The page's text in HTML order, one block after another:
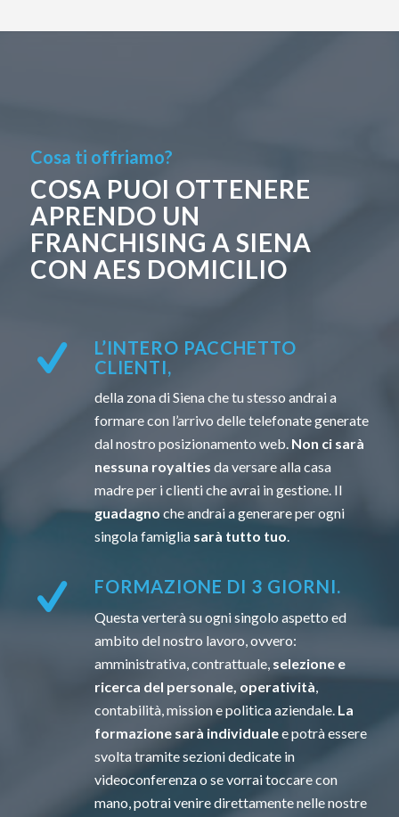
Cosa ti offriamo?
COSA PUOI OTTENERE
APRENDO UN
FRANCHISING A SIENA
CON AES DOMICILIO
L’INTERO PACCHETTO
CLIENTI,
della zona di Siena che tu stesso andrai a
formare con l’arrivo delle telefonate generate
dal nostro posizionamento web. Non ci sarà
nessuna royalties da versare alla casa
madre per i clienti che avrai in gestione. Il
guadagno che andrai a generare per ogni
singola famiglia sarà tutto tuo.
FORMAZIONE DI 3 GIORNI.
Questa verterà su ogni singolo aspetto ed
ambito del nostro lavoro, ovvero:
amministrativa, contrattuale, selezione e
ricerca del personale, operatività
contabilità, mission e politica aziendale. La
formazione sarà individualee potrà essere
svolta tramite sezioni dedicate in
videoconferenza o se vorrai toccare con
mano, potrai venire direttamente nelle nostre